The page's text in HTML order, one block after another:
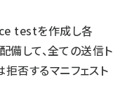
testを作成し各
して、全ての送信ト
拒否するマニフェスト